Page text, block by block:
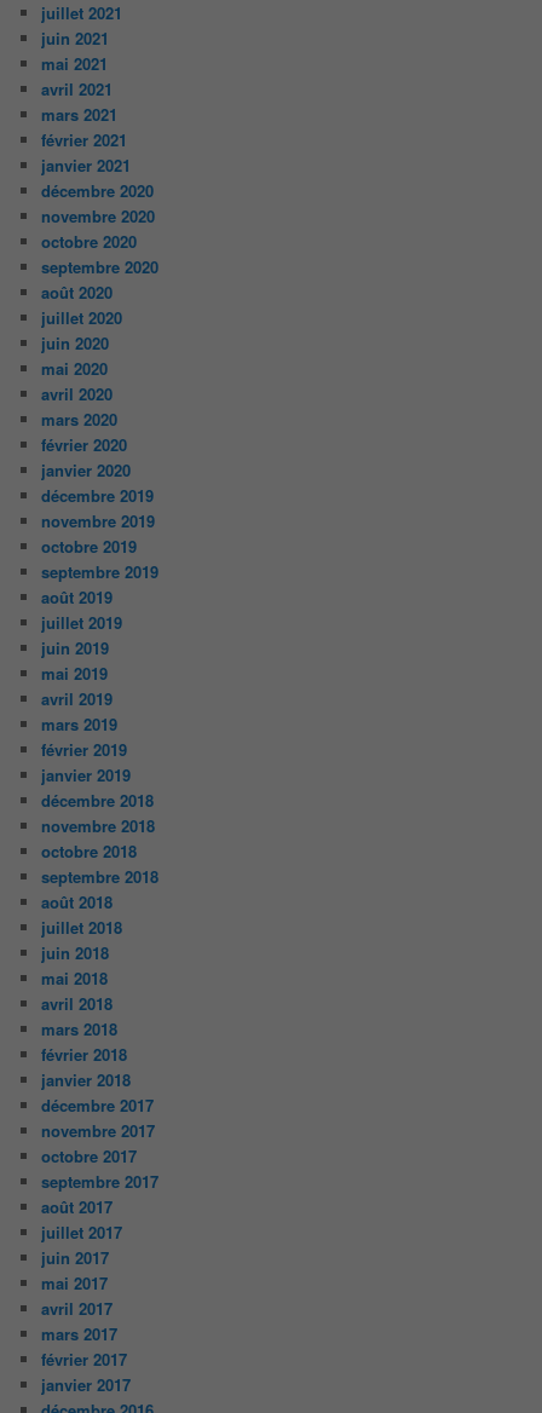
juillet 2021
juin 2021
mai 2021
avril 2021
mars 2021
février 2021
janvier 2021
décembre 2020
novembre 2020
octobre 2020
septembre 2020
août 2020
juillet 2020
juin 2020
mai 2020
avril 2020
mars 2020
février 2020
janvier 2020
décembre 2019
novembre 2019
octobre 2019
septembre 2019
août 2019
juillet 2019
juin 2019
mai 2019
avril 2019
mars 2019
février 2019
janvier 2019
décembre 2018
novembre 2018
octobre 2018
septembre 2018
août 2018
juillet 2018
juin 2018
mai 2018
avril 2018
mars 2018
février 2018
janvier 2018
décembre 2017
novembre 2017
octobre 2017
septembre 2017
août 2017
juillet 2017
juin 2017
mai 2017
avril 2017
mars 2017
février 2017
janvier 2017